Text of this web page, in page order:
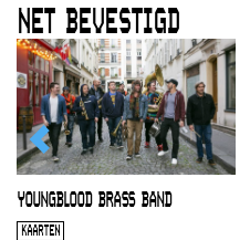
NET BEVESTIGD
YOUNGBLOOD BRASS BAND
KAARTEN